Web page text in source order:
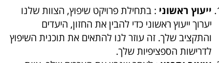
ייעוץ ראשוני : בתחילת פרויקט שיפוץ, הצוות שלנו
יערוך ייעוץ ראשוני כדי להבין את החזון, היעדים
והתקציב שלך. זה עוזר לנו להתאים את תוכנית השיפוץ
לדרישות הספציפיות שלך.